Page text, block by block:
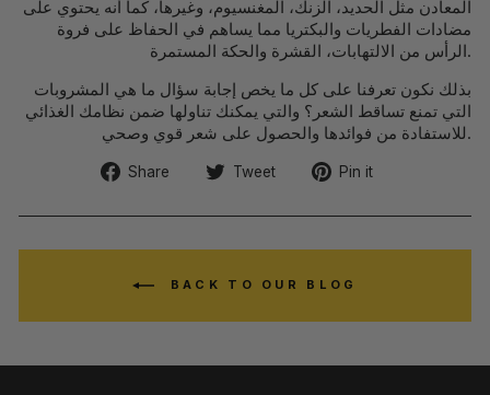
المعادن مثل الحديد، الزنك، المغنسيوم، وغيرها، كما أنه يحتوي على
مضادات الفطريات والبكتريا مما يساهم في الحفاظ على فروة
الرأس من الالتهابات، القشرة والحكة المستمرة.
بذلك نكون تعرفنا على كل ما يخص إجابة سؤال ما هي المشروبات
التي تمنع تساقط الشعر؟ والتي يمكنك تناولها ضمن نظامك الغذائي
للاستفادة من فوائدها والحصول على شعر قوي وصحي.
Share
Share
Facebook
Tweet
Tweet
Twitter
Pin it
Pinterest
BACK TO OUR BLOG